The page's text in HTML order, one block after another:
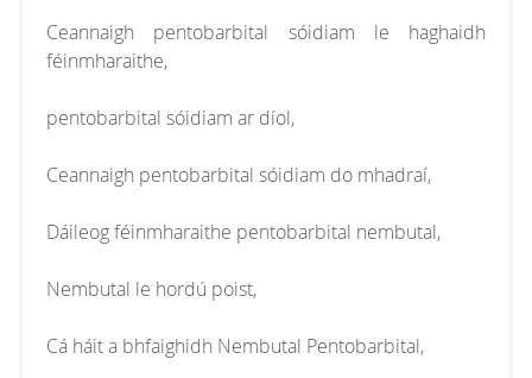
Ceannaigh pentobarbital sóidiam le haghaidh
féinmharaithe,
pentobarbital sóidiam ar díol,
Ceannaigh pentobarbital sóidiam do mhadraí,
Dáileog féinmharaithe pentobarbital nembutal,
Nembutal le hordú poist,
Cá háit a bhfaighidh Nembutal Pentobarbital,